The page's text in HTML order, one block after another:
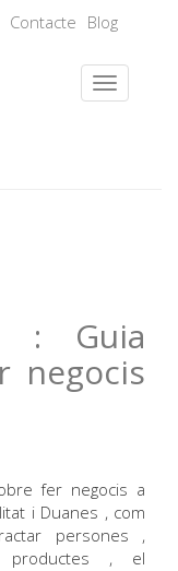
Contacte Blog
: Guia
negocis
fer negocis a
i Duanes , com
persones ,
productes , el